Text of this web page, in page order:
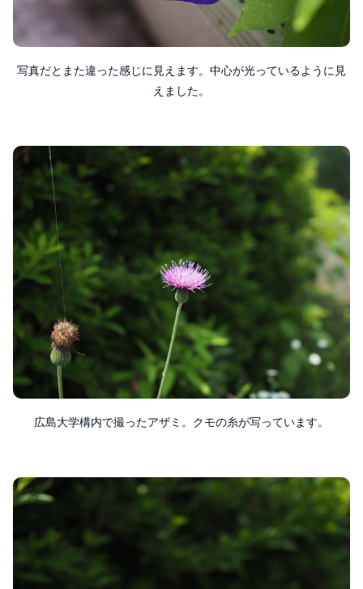
写真だとまた違った感じに見えます。中心が光っているように見
えました。
広島大学構内で撮ったアザミ。クモの糸が写っています。